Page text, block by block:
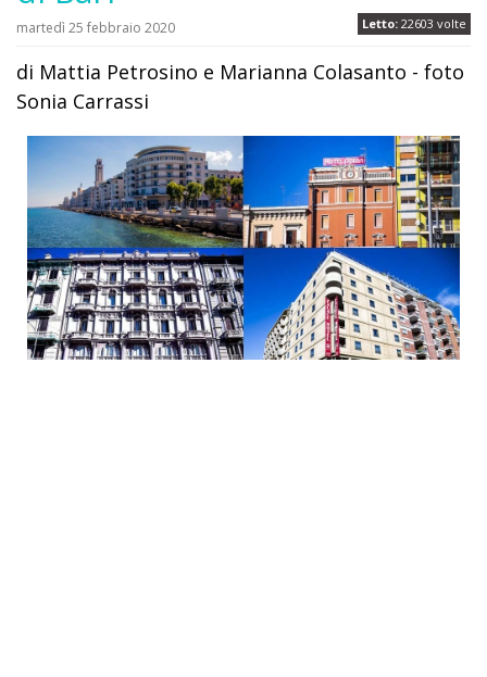
Letto: 22603 volte
martedì 25 febbraio 2020
di Mattia Petrosino e Marianna Colasanto - foto
Sonia Carrassi